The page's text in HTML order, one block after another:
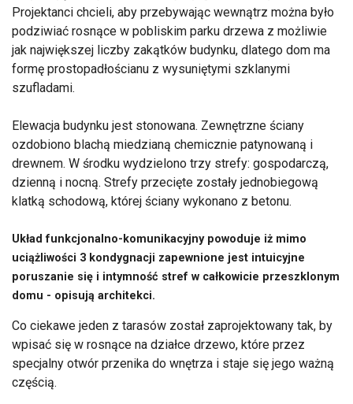
Projektanci chcieli, aby przebywając wewnątrz można było
podziwiać rosnące w pobliskim parku drzewa z możliwie
jak największej liczby zakątków budynku, dlatego dom ma
formę prostopadłościanu z wysuniętymi szklanymi
szufladami.
Elewacja budynku jest stonowana. Zewnętrzne ściany
ozdobiono blachą miedzianą chemicznie patynowaną i
drewnem. W środku wydzielono trzy strefy: gospodarczą,
dzienną i nocną. Strefy przecięte zostały jednobiegową
klatką schodową, której ściany wykonano z betonu.
Układ funkcjonalno-komunikacyjny powoduje iż mimo
uciążliwości 3 kondygnacji zapewnione jest intuicyjne
poruszanie się i intymność stref w całkowicie przeszklonym
domu - opisują architekci.
Co ciekawe jeden z tarasów został zaprojektowany tak, by
wpisać się w rosnące na działce drzewo, które przez
specjalny otwór przenika do wnętrza i staje się jego ważną
częścią.